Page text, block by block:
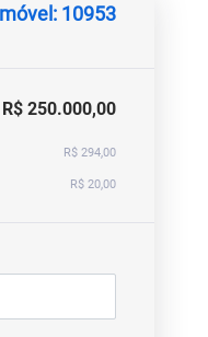
10953
R$ 250.000,00
R$ 294,00
R$ 20,00